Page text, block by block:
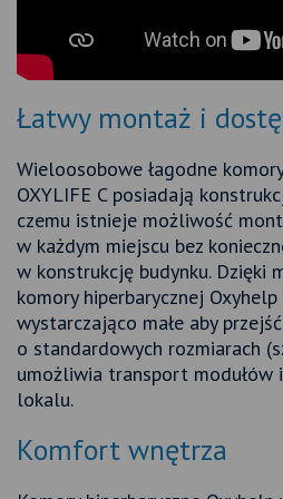
Łatwy montaż i
Wieloosobowe łagodne
OXYLIFE C posiadają
czemu istnieje możliwość
w każdym miejscu bez
w konstrukcję budynku. Dzięki
komory hiperbarycznej
wystarczająco małe aby
o standardowych rozmiarach
umożliwia transport modułów
lokalu.
Komfort wnętrza